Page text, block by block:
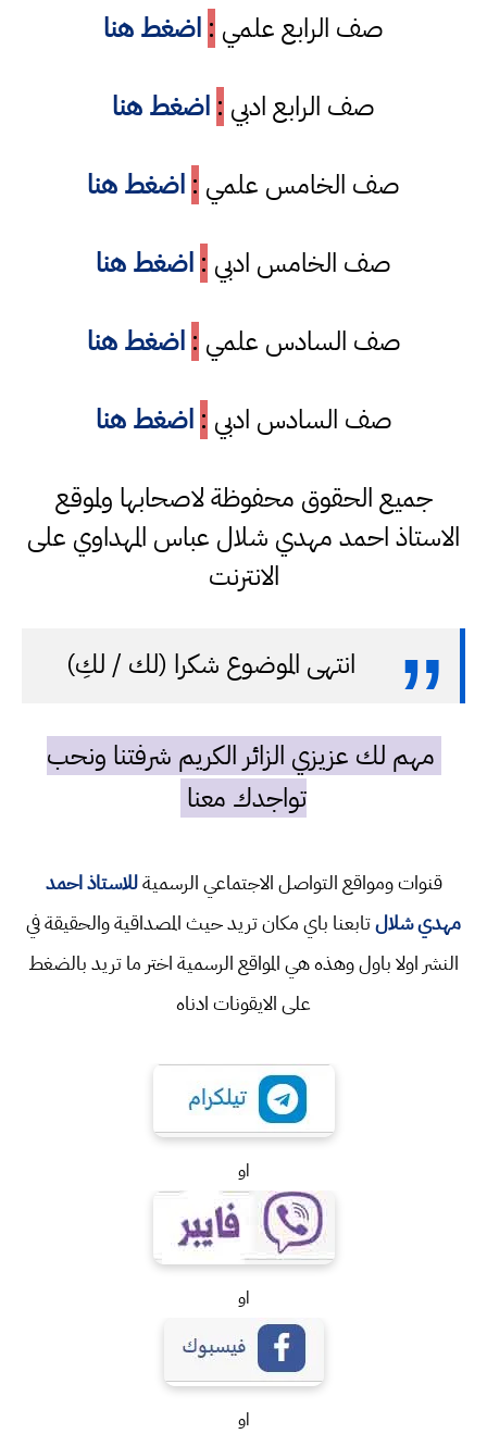
صف الرابع علمي : اضغط هنا
صف الرابع ادبي : اضغط هنا
صف الخامس علمي : اضغط هنا
صف الخامس ادبي : اضغط هنا
صف السادس علمي : اضغط هنا
صف السادس ادبي : اضغط هنا
جميع الحقوق محفوظة لاصحابها ولموقع
الاستاذ احمد مهدي شلال عباس المهداوي على
الانترنت
انتهى الموضوع شكرا (لك / لكِ)
مهم لك عزيزي الزائر الكريم شرفتنا ونحب
تواجدك معنا
قنوات ومواقع التواصل الاجتماعي الرسميةللاستاذ احمد
مهدي شلالتابعنا باي مكان تريد حيث المصداقية والحقيقة في
النشر اولا باول وهذه هي المواقع الرسمية اختر ما تريد بالضغط
على الايقونات ادناه
او
او
او